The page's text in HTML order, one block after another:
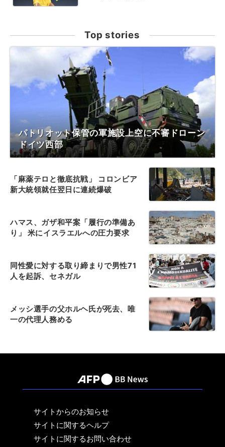
Top stories
パトリオット保管の軍施設上空に不審ドローン
ドイツ西部
「麻薬テロと徹底抗戦」 コロンビア
新大統領就任翌日に連続爆破
ハマス、ガザ和平案「履行の準備あ
り」 米にイスラエルへの圧力要求
同性愛に対する取り締まりで男性71
人を起訴、セネガル
メッシ選手の父ホルヘ氏が死去、唯
一の代理人務める
サイトからのお知らせ
サイトに関するヘルプ
サイトに関するお問い合わせ